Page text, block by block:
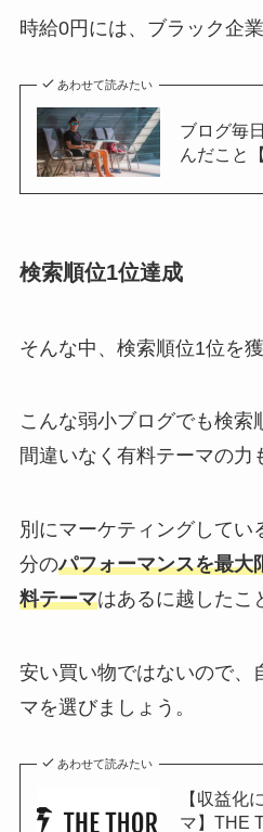
時給0円には、ブラック企
あわせて読みたい
ブログ毎
んだこと
検索順位1位達成
そんな中、検索順位1位を
こんな弱小ブログでも検索
間違いなく有料テーマの力
別にマーケティングしてい
分のパフォーマンスを最大
料テーマはあるに越したこ
安い買い物ではないので、
マを選びましょう。
あわせて読みたい
【収益化
マ】THE